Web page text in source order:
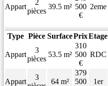
Appart
2
pièces
39.5 m² 500
€
2eme
Type Pièce SurfacePrixEtage
Appart
3
pièces
53.5 m²
310
500
€
RDC
Appart
3
64 m²
379
500
1er